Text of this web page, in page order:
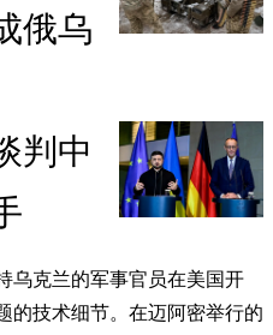
俄乌
判中
乌克兰的军事官员在美国开
的技术细节。在迈阿密举行的